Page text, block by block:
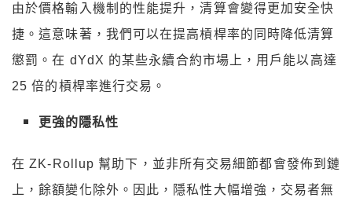
由於價格輸入機制的性能提升，清算會變得更加安全快
捷。這意味著，我們可以在提高槓桿率的同時降低清算
懲罰。在 dYdX 的某些永續合約市場上，用戶能以高達
25 倍的槓桿率進行交易。
更強的隱私性
在 ZK-Rollup 幫助下，並非所有交易細節都會發佈到鏈
上，餘額變化除外。因此，隱私性大幅增強，交易者無